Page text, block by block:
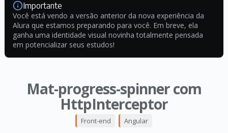
Importante
Você está vendo a versão anterior da nova experiência da
Alura que estamos preparando para você. Em breve, ela
ganha uma identidade visual novinha totalmente pensada
em potencializar seus estudos!
Mat-progress-spinner com
HttpInterceptor
Front-end Angular